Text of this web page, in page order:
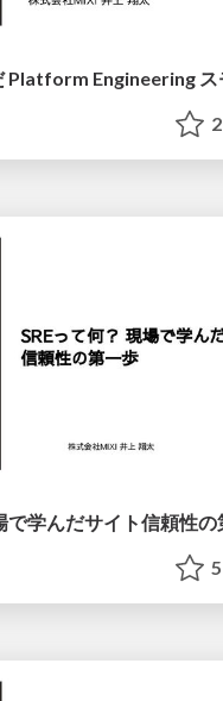
2
で学んだサイト信頼性の
5